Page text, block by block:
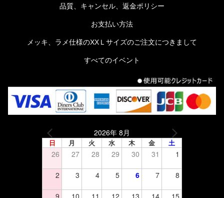
品質、キャンセル、返金ポリシー
お支払い方法
メッキ、ラメ仕様のXXＬサイズのご注文につきまして
すべてのイベント
2026年 8月
日 月 火 水 木 金 土
26 27 28 29 30 31 1
2 3 4 5 6 7 8
9 10 11 12 13 14 15